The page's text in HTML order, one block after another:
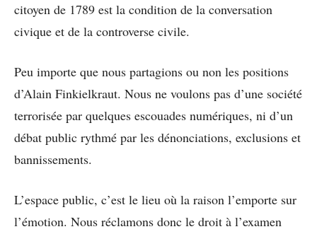
citoyen de 1789 est la condition de la conversation
civique et de la controverse civile.
Peu importe que nous partagions ou non les positions
d’Alain Finkielkraut. Nous ne voulons pas d’une société
terrorisée par quelques escouades numériques, ni d’un
débat public rythmé par les dénonciations, exclusions et
bannissements.
L’espace public, c’est le lieu où la raison l’emporte sur
l’émotion. Nous réclamons donc le droit à l’examen